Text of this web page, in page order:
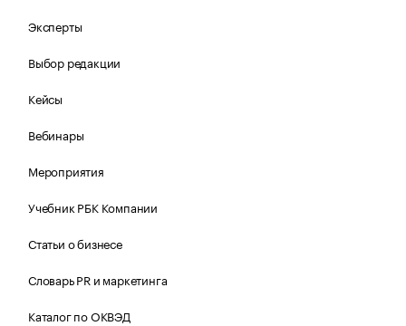
Эксперты
Выбор редакции
Кейсы
Вебинары
Мероприятия
Учебник РБК Компании
Статьи о бизнесе
Словарь PR и маркетинга
Каталог по ОКВЭД